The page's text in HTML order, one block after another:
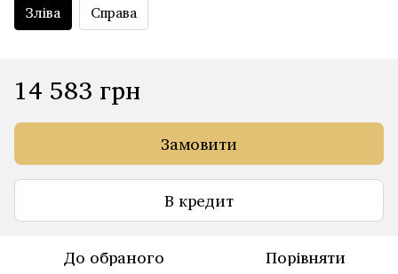
Зліва Справа
14 583 грн
Замовити
В кредит
До обраного Порівняти